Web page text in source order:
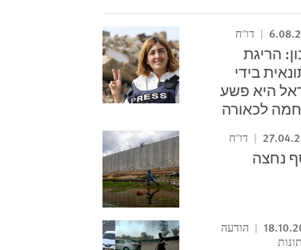
דו"ח
הריגת
בידי
היא פשע
לכאורה
דו"ח
נחצה
הודעה